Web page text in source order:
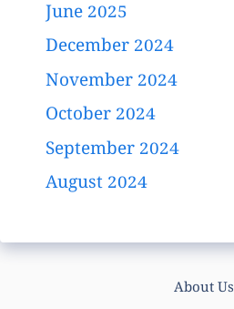
June 2025
December 2024
November 2024
October 2024
September 2024
August 2024
About Us